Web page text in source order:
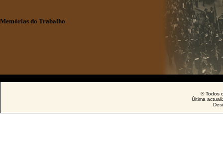
Memórias do Trabalho
® Todos
Última